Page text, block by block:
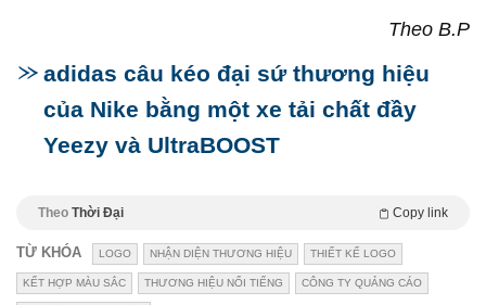
Theo B.P
adidas câu kéo đại sứ thương hiệu
của Nike bằng một xe tải chất đầy
Yeezy và UltraBOOST
Theo Thời Đại Copy link
TỪ KHÓA LOGO NHẬN DIỆN THƯƠNG HIỆU THIẾT KẾ LOGO
KẾT HỢP MÀU SẮC THƯƠNG HIỆU NỔI TIẾNG CÔNG TY QUẢNG CÁO